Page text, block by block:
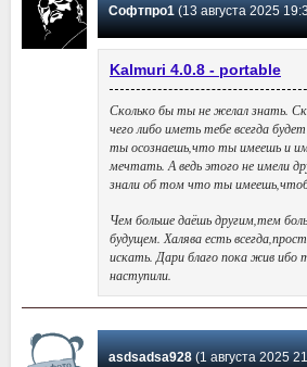
Софтпро1(13 августа 2025 19:37)
Kalmuri 4.0.8 - portable
Сколько бы ты не желал знать.
чего либо иметь тебе всегда
ты осознаешь,что ты имеешь и
мечтать. А ведь этого не имели
знали об том что ты
Чем больше даёшь другим,тем
будущем. Халява есть
искать. Дари благо пока жив ибо
наступили.
asdsadsa928(1 августа 2025 21:52)